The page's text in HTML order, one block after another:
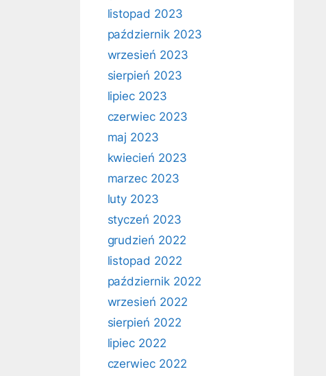
listopad 2023
październik 2023
wrzesień 2023
sierpień 2023
lipiec 2023
czerwiec 2023
maj 2023
kwiecień 2023
marzec 2023
luty 2023
styczeń 2023
grudzień 2022
listopad 2022
październik 2022
wrzesień 2022
sierpień 2022
lipiec 2022
czerwiec 2022